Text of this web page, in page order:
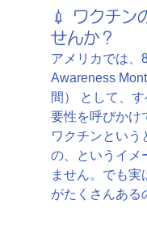
💉 ワクチン
せんか？
アメリカでは、
Awareness
間） として、
要性を呼びかけ
ワクチンという
の、というイメ
ません。でも
がたくさんある